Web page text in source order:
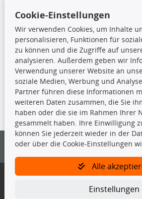
Stoßdämpfer
TecDoc Inside
Die hier angezeigten Daten insbesondere die
nicht kopiert werden.
Es ist zu unterlassen, die Daten oder die
vorherige Zustimmung von TecDoc zu
und/oder diese Handlungen durch Dritte
Bitte prüfen Sie, ob das über unseren
Gegebenenfalls sind ergänzende Informationen
Cookie-Einstellungen
Wir verwenden Cookies, um Inhalte
personalisieren, Funktionen für
zu können und die Zugriffe auf
analysieren. Außerdem geben wir
Verwendung unserer Website an
soziale Medien, Werbung und
Partner führen diese Informationen
weiteren Daten zusammen, die Sie
haben oder die sie im Rahmen Ihrer
gesammelt haben. Ihre Einwilligung
können Sie jederzeit wieder in der
oder über die Cookie-Einstellungen
Alle
Einstellungen